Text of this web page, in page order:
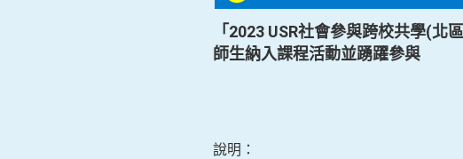
「2023 USR社會參與跨校共學(
師生納入課程活動並踴躍參與
說明：